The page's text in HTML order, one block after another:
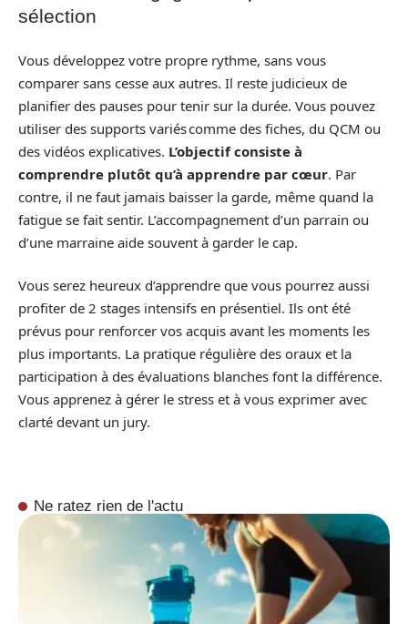
sélection
Vous développez votre propre rythme, sans vous
comparer sans cesse aux autres. Il reste judicieux de
planifier des pauses pour tenir sur la durée. Vous pouvez
utiliser des supports variés comme des fiches, du QCM ou
des vidéos explicatives. L’objectif consiste à
comprendre plutôt qu’à apprendre par cœur. Par
contre, il ne faut jamais baisser la garde, même quand la
fatigue se fait sentir. L’accompagnement d’un parrain ou
d’une marraine aide souvent à garder le cap.
Vous serez heureux d’apprendre que vous pourrez aussi
profiter de 2 stages intensifs en présentiel. Ils ont été
prévus pour renforcer vos acquis avant les moments les
plus importants. La pratique régulière des oraux et la
participation à des évaluations blanches font la différence.
Vous apprenez à gérer le stress et à vous exprimer avec
clarté devant un jury.
Ne ratez rien de l'actu